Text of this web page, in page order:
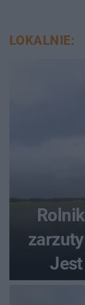
LOKALNIE: